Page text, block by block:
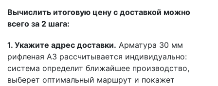
Вычислить итоговую цену с доставкой можно
всего за 2 шага:
1. Укажите адрес доставки. Арматура 30 мм
рифленая А3 рассчитывается индивидуально:
система определит ближайшее производство,
выберет оптимальный маршрут и покажет